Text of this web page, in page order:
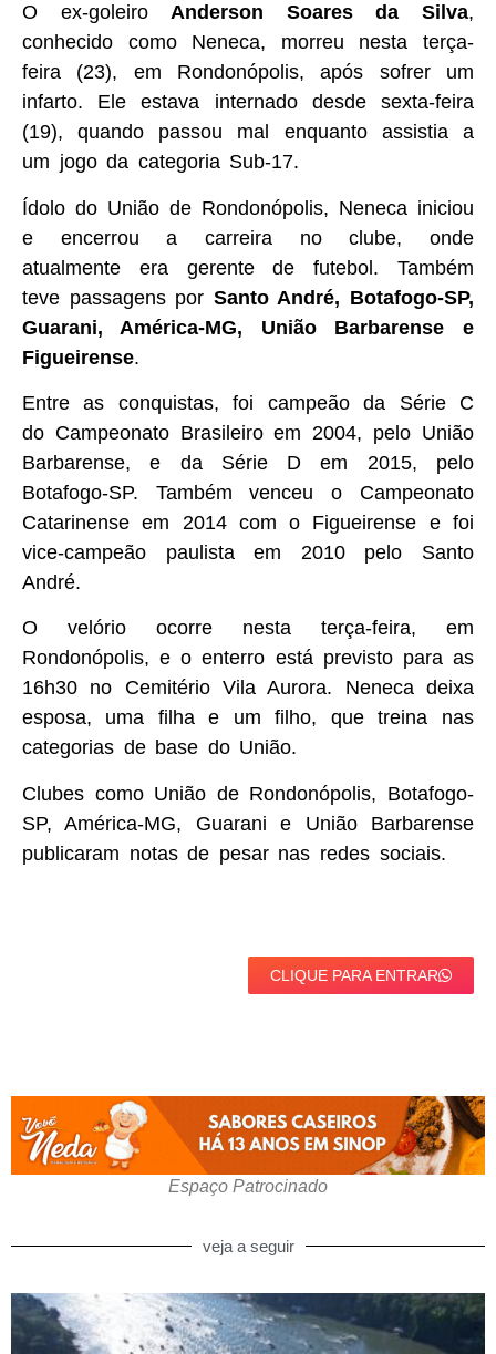
O ex-goleiroAnderson Soares da Silva,
conhecido como Neneca, morreu nesta terça-
feira (23), em Rondonópolis, após sofrer um
infarto. Ele estava internado desde sexta-feira
(19), quando passou mal enquanto assistia a
um jogo da categoria Sub-17.
Ídolo do União de Rondonópolis, Neneca iniciou
e encerrou a carreira no clube, onde
atualmente era gerente de futebol. Também
teve passagens por Santo André, Botafogo-SP,
Guarani, América-MG, União Barbarense e
Figueirense.
Entre as conquistas, foi campeão da Série C
do Campeonato Brasileiro em 2004, pelo União
Barbarense, e da Série D em 2015, pelo
Botafogo-SP. Também venceu o Campeonato
Catarinense em 2014 com o Figueirense e foi
vice-campeão paulista em 2010 pelo Santo
André.
O velório ocorre nesta terça-feira, em
Rondonópolis, e o enterro está previsto para as
16h30 no Cemitério Vila Aurora. Neneca deixa
esposa, uma filha e um filho, que treina nas
categorias de base do União.
Clubes como União de Rondonópolis, Botafogo-
SP, América-MG, Guarani e União Barbarense
publicaram notas de pesar nas redes sociais.
CLIQUE PARA ENTRAR
Espaço Patrocinado
veja a seguir